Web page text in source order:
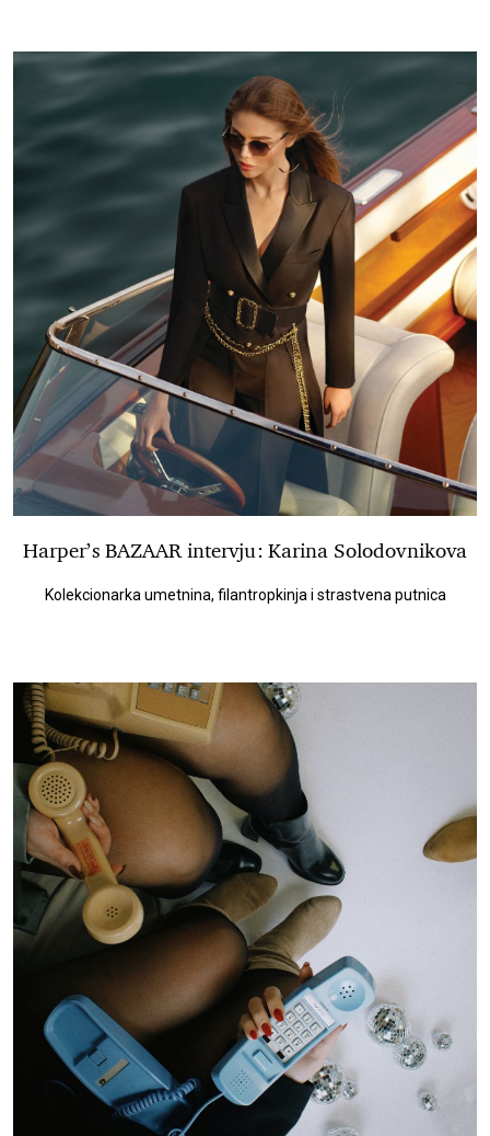
Harper’s BAZAAR intervju: Karina Solodovnikova
Kolekcionarka umetnina, filantropkinja i strastvena putnica